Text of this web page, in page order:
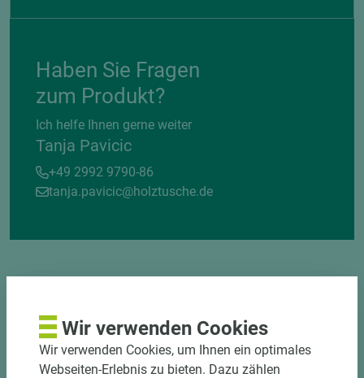
Haben Sie Fragen
zum Produkt?
Ich helfe Ihnen gerne weiter
Tanja Pavicic
+49 2992 9790-86
tanja.pavicic@holztusche.de
DOWNLOADS
Wir verwenden Cookies
Wir verwenden Cookies, um Ihnen ein optimales
Webseiten-Erlebnis zu bieten. Dazu zählen